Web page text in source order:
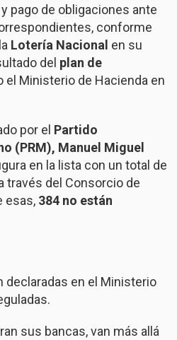
pago de obligaciones ante
conforme
Lotería Nacional en su
del plan de
el Ministerio de Hacienda en
por el Partido
(PRM), Manuel Miguel
en la lista con un total de
través del Consorcio de
esas, 384 no están
declaradas en el Ministerio
sus bancas, van más allá